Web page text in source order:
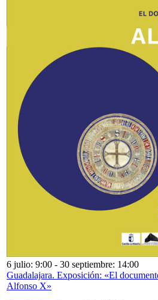
6 julio: 9:00 - 30 septiembre: 14:00
Guadalajara. Exposición: «El
Alfonso X»